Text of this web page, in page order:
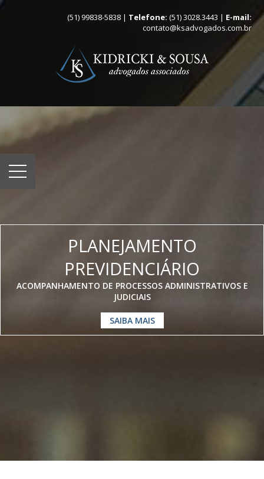
(51) 99838-5838 | Telefone: (51) 3028.3443 | E-mail:
contato@ksadvogados.com.br
PLANEJAMENTO
PREVIDENCIÁRIO
ACOMPANHAMENTO DE PROCESSOS ADMINISTRATIVOS E
JUDICIAIS
SAIBA MAIS